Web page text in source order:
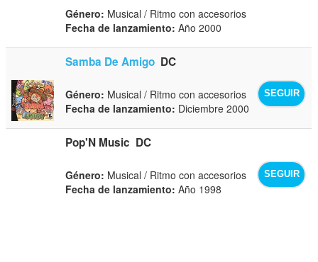
Género: Musical / Ritmo con accesorios
Fecha de lanzamiento: Año 2000
Samba De Amigo DC
SEGUIR
Género: Musical / Ritmo con accesorios
Fecha de lanzamiento: Diciembre 2000
Pop'N Music DC
SEGUIR
Género: Musical / Ritmo con accesorios
Fecha de lanzamiento: Año 1998